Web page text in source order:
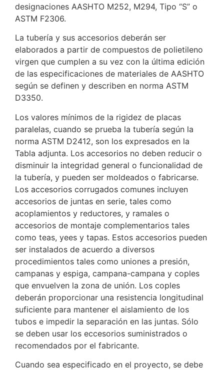
designaciones AASHTO M252, M294, Tipo “S” o
ASTM F2306.
La tubería y sus accesorios deberán ser
elaborados a partir de compuestos de polietileno
virgen que cumplen a su vez con la última edición
de las especificaciones de materiales de AASHTO
según se definen y describen en norma ASTM
D3350.
Los valores mínimos de la rigidez de placas
paralelas, cuando se prueba la tubería según la
norma ASTM D2412, son los expresados en la
Tabla adjunta. Los accesorios no deben reducir o
disminuir la integridad general o funcionalidad de
la tubería, y pueden ser moldeados o fabricarse.
Los accesorios corrugados comunes incluyen
accesorios de juntas en serie, tales como
acoplamientos y reductores, y ramales o
accesorios de montaje complementarios tales
como teas, yees y tapas. Estos accesorios pueden
ser instalados de acuerdo a diversos
procedimientos tales como uniones a presión,
campanas y espiga, campana-campana y coples
que envuelven la zona de unión. Los coples
deberán proporcionar una resistencia longitudinal
suficiente para mantener el aislamiento de los
tubos e impedir la separación en las juntas. Sólo
se deben usar los eccesorios suministrados o
recomendados por el fabricante.
Cuando sea especificado en el proyecto, se debe